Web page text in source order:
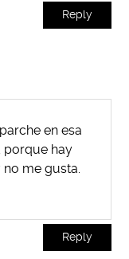
Reply
en esa
porque hay
me gusta.
Reply